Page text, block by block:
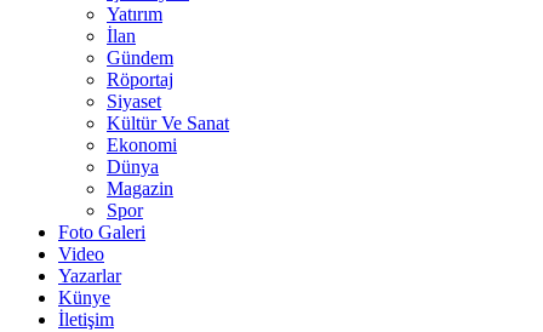
Yatırım
İlan
Gündem
Röportaj
Siyaset
Kültür Ve Sanat
Ekonomi
Dünya
Magazin
Spor
Foto Galeri
Video
Yazarlar
Künye
İletişim